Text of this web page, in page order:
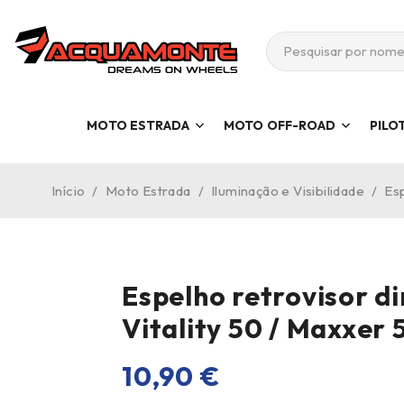
MOTO ESTRADA MOTO OFF-ROAD
Início / Moto Estrada / Iluminação e Visibilidade /
Espelho retrovisor
Vitality 50 / Maxxer
10,90 €